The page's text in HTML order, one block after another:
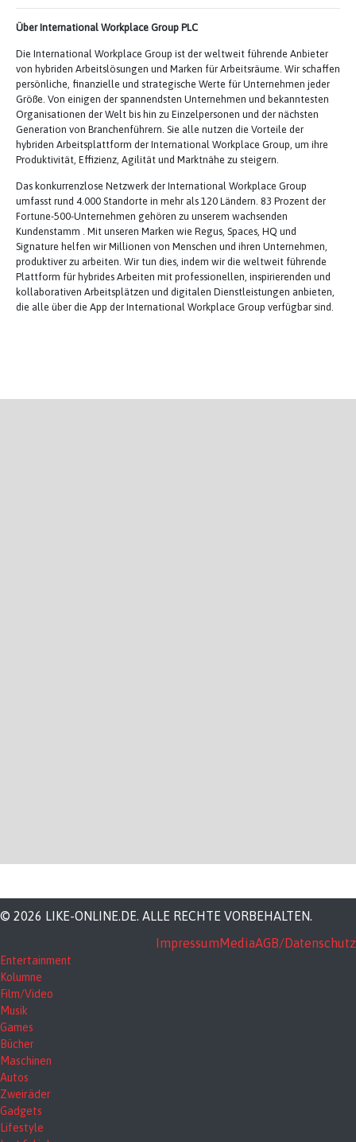
ÜberInternational Workplace Group PLC
Die International Workplace Group ist der weltweit führende Anbieter
von hybriden Arbeitslösungen und Marken für Arbeitsräume. Wir schaffen
persönliche, finanzielle und strategische Werte für Unternehmen jeder
Größe. Von einigen der spannendsten Unternehmen und bekanntesten
Organisationen der Welt bis hin zu Einzelpersonen und der nächsten
Generation von Branchenführern. Sie alle nutzen die Vorteile der
hybriden Arbeitsplattform der International Workplace Group, um ihre
Produktivität, Effizienz, Agilität und Marktnähe zu steigern.
Das konkurrenzlose Netzwerk der International Workplace Group
umfasst rund 4.000 Standorte in mehr als 120 Ländern. 83 Prozent der
Fortune-500-Unternehmen gehören zu unserem wachsenden
Kundenstamm . Mit unseren Marken wie Regus, Spaces, HQ und
Signature helfen wir Millionen von Menschen und ihren Unternehmen,
produktiver zu arbeiten. Wir tun dies, indem wir die weltweit führende
Plattform für hybrides Arbeiten mit professionellen, inspirierenden und
kollaborativen Arbeitsplätzen und digitalen Dienstleistungen anbieten,
die alle über die App der International Workplace Group verfügbar sind.
© 2026 LIKE-ONLINE.DE. ALLE RECHTE VORBEHALTEN.
ImpressumMediaAGB/Datenschutz
Entertainment
Kolumne
Film/Video
Musik
Games
Bücher
Maschinen
Autos
Zweiräder
Gadgets
Lifestyle